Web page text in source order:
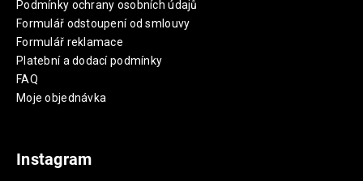
Podmínky ochrany osobních údajů
Formulář odstoupení od smlouvy
Formulář reklamace
Platební a dodací podmínky
FAQ
Moje objednávka
Instagram